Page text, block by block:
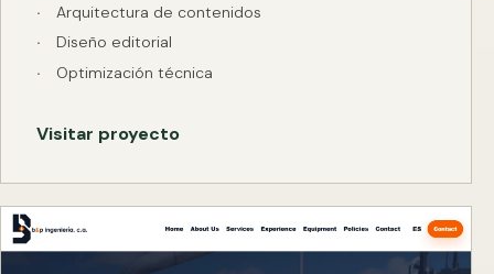
Arquitectura de contenidos
Diseño editorial
Optimización técnica
Visitar proyecto